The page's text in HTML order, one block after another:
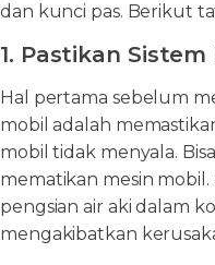
dan kunci pas. Berikut
1. Pastikan
Hal pertama sebelum
mobil adalah
mobil tidak menyala.
mematikan mesin
pengsian air aki dalam
mengakibatkan